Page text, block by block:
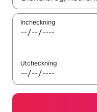
Incheckning
Utcheckning